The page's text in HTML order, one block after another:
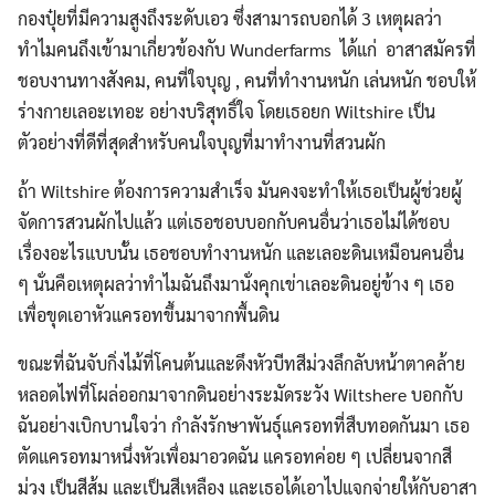
กองปุ๋ยที่มีความสูงถึงระดับเอว ซึ่งสามารถบอกได้ 3 เหตุผลว่า
ทำไมคนถึงเข้ามาเกี่ยวข้องกับ Wunderfarms ได้แก่ อาสาสมัครที่
ชอบงานทางสังคม, คนที่ใจบุญ , คนที่ทำงานหนัก เล่นหนัก ชอบให้
ร่างกายเลอะเทอะ อย่างบริสุทธิ์ใจ โดยเธอยก Wiltshire เป็น
ตัวอย่างที่ดีที่สุดสำหรับคนใจบุญที่มาทำงานที่สวนผัก
ถ้า Wiltshire ต้องการความสำเร็จ มันคงจะทำให้เธอเป็นผู้ช่วยผู้
จัดการสวนผักไปแล้ว แต่เธอชอบบอกกับคนอื่นว่าเธอไม่ได้ชอบ
เรื่องอะไรแบบนั้น เธอชอบทำงานหนัก และเลอะดินเหมือนคนอื่น
ๆ นั่นคือเหตุผลว่าทำไมฉันถึงมานั่งคุกเข่าเลอะดินอยู่ข้าง ๆ เธอ
เพื่อขุดเอาหัวแครอทขึ้นมาจากพื้นดิน
ขณะที่ฉันจับกิ่งไม้ที่โคนต้นและดึงหัวบีทสีม่วงลึกลับหน้าตาคล้าย
หลอดไฟที่โผล่ออกมาจากดินอย่างระมัดระวัง Wiltshere บอกกับ
ฉันอย่างเบิกบานใจว่า กำลังรักษาพันธุ์แครอทที่สืบทอดกันมา เธอ
ตัดแครอทมาหนึ่งหัวเพื่อมาอวดฉัน แครอทค่อย ๆ เปลี่ยนจากสี
ม่วง เป็นสีส้ม และเป็นสีเหลือง และเธอได้เอาไปแจกจ่ายให้กับอาสา